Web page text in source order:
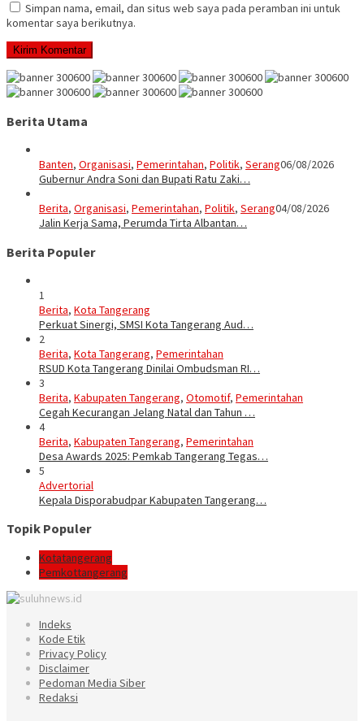
Simpan nama, email, dan situs web saya pada peramban ini untuk
komentar saya berikutnya.
Berita Utama
Banten, Organisasi, Pemerintahan, Politik, Serang06/08/2026
Gubernur Andra Soni dan Bupati Ratu Zaki…
Berita, Organisasi, Pemerintahan, Politik, Serang04/08/2026
Jalin Kerja Sama, Perumda Tirta Albantan…
Berita Populer
1
Berita, Kota Tangerang
Perkuat Sinergi, SMSI Kota Tangerang Aud…
2
Berita, Kota Tangerang, Pemerintahan
RSUD Kota Tangerang Dinilai Ombudsman RI…
3
Berita, Kabupaten Tangerang, Otomotif, Pemerintahan
Cegah Kecurangan Jelang Natal dan Tahun …
4
Berita, Kabupaten Tangerang, Pemerintahan
Desa Awards 2025: Pemkab Tangerang Tegas…
5
Advertorial
Kepala Disporabudpar Kabupaten Tangerang…
Topik Populer
Kotatangerang
Pemkottangerang
Indeks
Kode Etik
Privacy Policy
Disclaimer
Pedoman Media Siber
Redaksi